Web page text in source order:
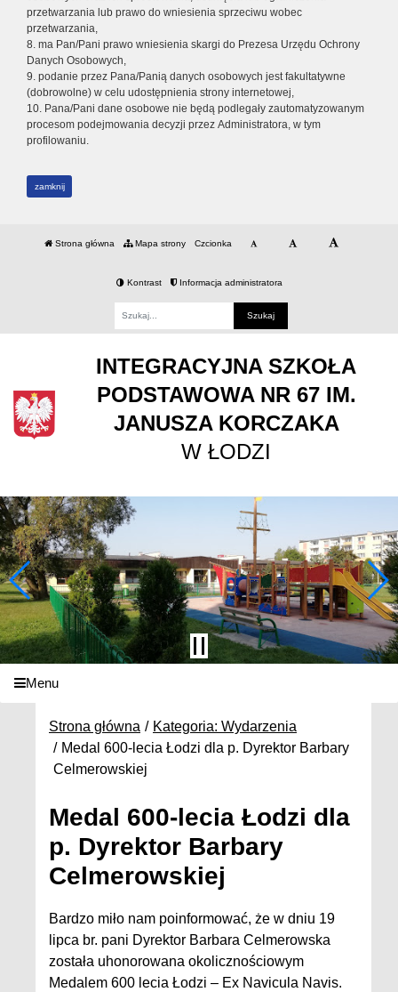
przetwarzania lub prawo do wniesienia sprzeciwu wobec
przetwarzania,
8. ma Pan/Pani prawo wniesienia skargi do Prezesa Urzędu Ochrony
Danych Osobowych,
9. podanie przez Pana/Panią danych osobowych jest fakultatywne
(dobrowolne) w celu udostępnienia strony internetowej,
10. Pana/Pani dane osobowe nie będą podlegały zautomatyzowanym
procesom podejmowania decyzji przez Administratora, w tym
profilowaniu.
zamknij
Strona główna Mapa strony Czcionka
Kontrast Informacja administratora
INTEGRACYJNA SZKOŁA
PODSTAWOWA NR 67 IM.
JANUSZA KORCZAKA
W ŁODZI
Menu
Strona główna
Kategoria: Wydarzenia
Medal 600-lecia Łodzi dla p. Dyrektor Barbary
Celmerowskiej
Medal 600-lecia Łodzi dla
p. Dyrektor Barbary
Celmerowskiej
Bardzo miło nam poinformować, że w dniu 19
lipca br. pani Dyrektor Barbara Celmerowska
została uhonorowana okolicznościowym
Medalem 600 lecia Łodzi – Ex Navicula Navis.